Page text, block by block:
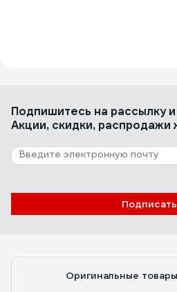
Подпишитесь на рассылкуи
Акции, скидки, распродажи
Оригинальные